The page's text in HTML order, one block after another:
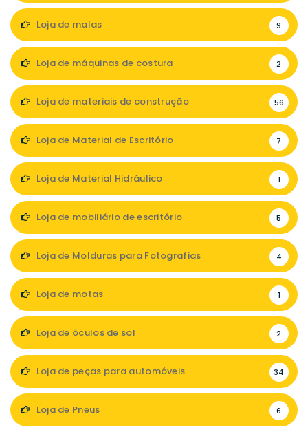
Loja de malas 9
Loja de máquinas de costura 2
Loja de materiais de construção 56
Loja de Material de Escritório 7
Loja de Material Hidráulico 1
Loja de mobiliário de escritório 5
Loja de Molduras para Fotografias 4
Loja de motas 1
Loja de óculos de sol 2
Loja de peças para automóveis 34
Loja de Pneus 6